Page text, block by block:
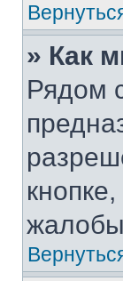
» Как
Рядом